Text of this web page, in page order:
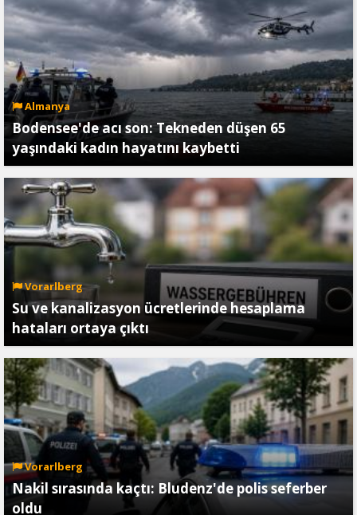
Almanya
Bodensee'de acı son: Tekneden düşen 65
yaşındaki kadın hayatını kaybetti
Vorarlberg
Su ve kanalizasyon ücretlerinde hesaplama
hataları ortaya çıktı
Vorarlberg
Nakil sırasında kaçtı: Bludenz'de polis seferber
oldu